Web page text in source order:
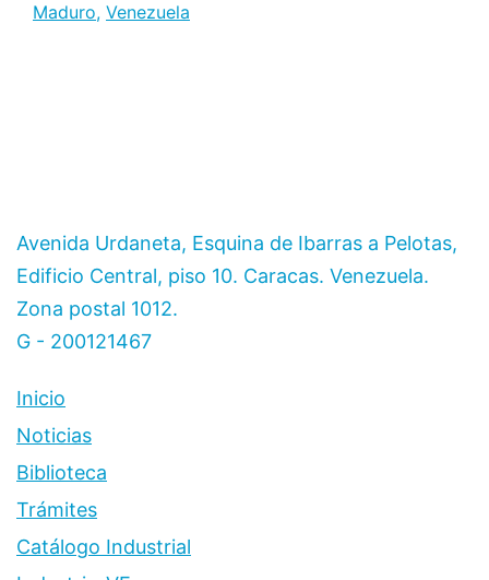
Maduro, Venezuela
Avenida Urdaneta, Esquina de Ibarras a Pelotas,
Edificio Central, piso 10. Caracas. Venezuela.
Zona postal 1012.
G - 200121467
Inicio
Noticias
Biblioteca
Trámites
Catálogo Industrial